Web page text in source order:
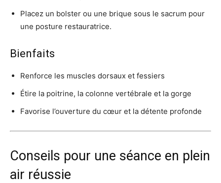
Placez un bolster ou une brique sous le sacrum pour
une posture restauratrice.
Bienfaits
Renforce les muscles dorsaux et fessiers
Étire la poitrine, la colonne vertébrale et la gorge
Favorise l’ouverture du cœur et la détente profonde
Conseils pour une séance en plein
air réussie